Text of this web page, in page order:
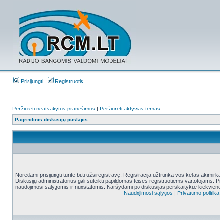
Prisijungti Registruotis
Peržiūrėti neatsakytus pranešimus | Peržiūrėti aktyvias temas
Pagrindinis diskusijų puslapis
Norėdami prisijungti turite būti užsiregistravę. Registracija užtrunka vos kelias
Diskusijų administratorius gali suteikti papildomas teises registruotiems vartotojams.
naudojimosi sąlygomis ir nuostatomis. Naršydami po diskusijas perskaitykite
Naudojimosi sąlygos | Privatumo politika